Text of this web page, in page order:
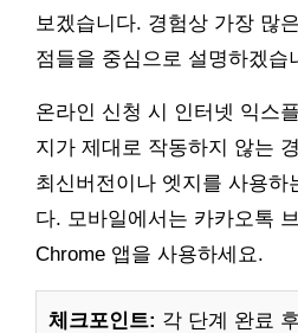
보겠습니다. 경험상 가장 많
점들을 중심으로 설명하겠습
온라인 신청 시 인터넷 익스
지가 제대로 작동하지 않는
최신버전이나 엣지를 사용하
다. 모바일에서는 카카오톡
Chrome 앱을 사용하세요.
체크포인트: 각 단계 완료